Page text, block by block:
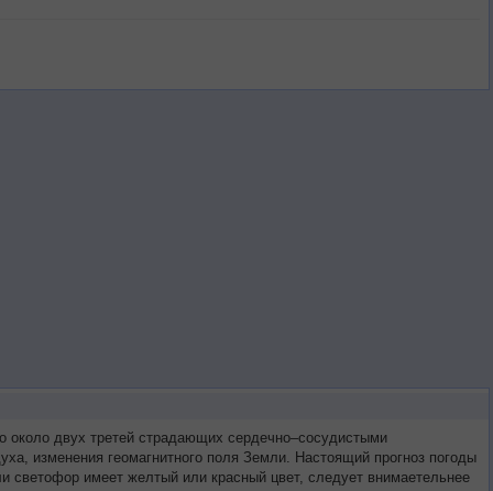
около двух третей страдающих сердечно–сосудистыми
изменения геомагнитного поля Земли. Настоящий прогноз погоды
светофор имеет желтый или красный цвет, следует внимаетельнее